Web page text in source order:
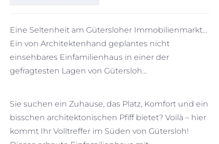
Eine Seltenheit am Gütersloher Immobilienmarkt…
Ein von Architektenhand geplantes nicht
einsehbares Einfamilienhaus in einer der
gefragtesten Lagen von Gütersloh…
Sie suchen ein Zuhause, das Platz, Komfort und ein
bisschen architektonischen Pfiff bietet? Voilà – hier
kommt Ihr Volltreffer im Süden von Gütersloh!